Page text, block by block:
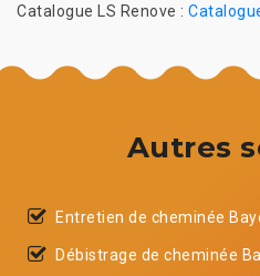
Catalogue LS Renove :
Autres
Entretien de cheminée
Débistrage de cheminée